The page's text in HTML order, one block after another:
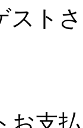
スト